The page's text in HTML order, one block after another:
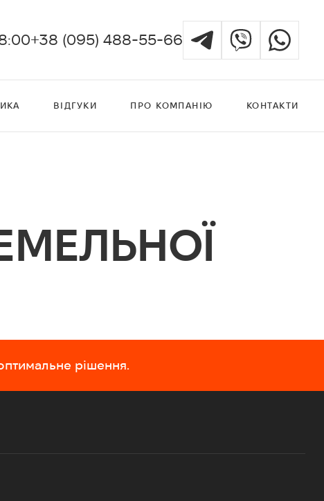
+38 (095) 488-55-66
ВІДГУКИ ПРО КОМПАНІЮ КОНТАКТИ
рішення.